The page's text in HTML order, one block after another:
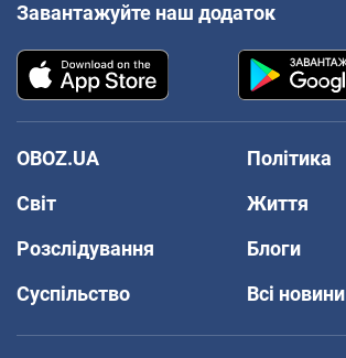
Завантажуйте наш додаток
OBOZ.UA
Політика
Світ
Життя
Розслідування
Блоги
Суспільство
Всі новини